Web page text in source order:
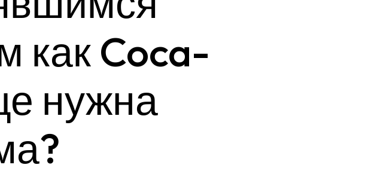
какCoca-
нужна